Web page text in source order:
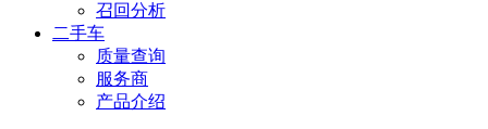
召回分析
二手车
质量查询
服务商
产品介绍